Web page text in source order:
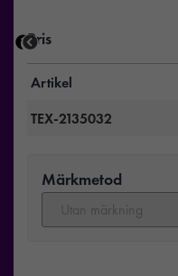
Pris
Artikel
TEX-2135032
Märkmetod